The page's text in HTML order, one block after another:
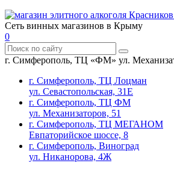
Сеть винных магазинов в Крыму
0
г. Симферополь, ТЦ «ФМ» ул.
г. Симферополь, ТЦ Лоцман
ул. Севастопольская, 31Е
г. Симферополь, ТЦ ФМ
ул. Механизаторов, 51
г. Симферополь, ТЦ МЕГАНОМ
Евпаторийское шоссе, 8
г. Симферополь, Виноград
ул. Никанорова, 4Ж